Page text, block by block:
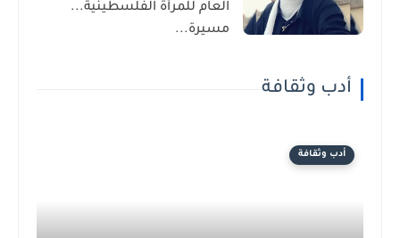
العام للمرأة الفلسطينية...
مسيرة...
أدب وثقافة
أدب وثقافة